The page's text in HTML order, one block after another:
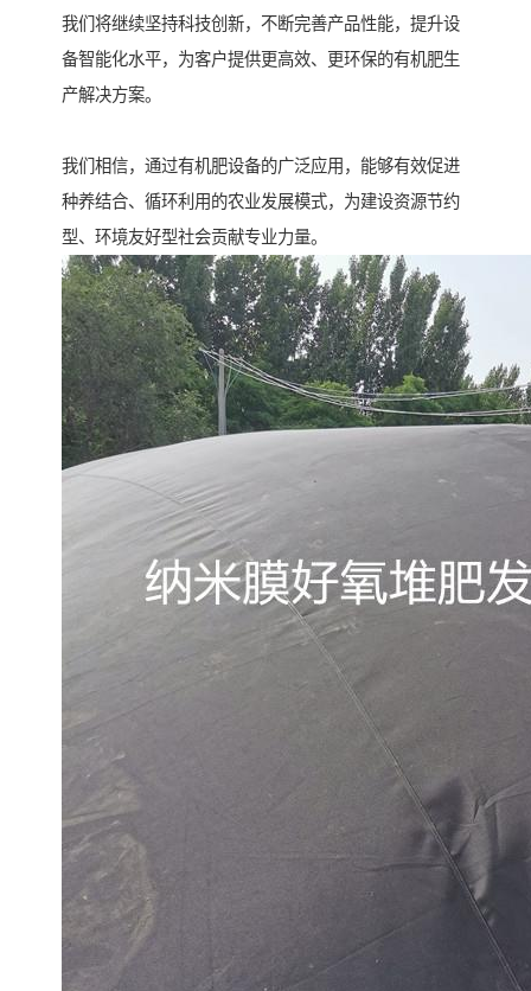
我们将继续坚持科技创新，不断完善产品性能，提升设
备智能化水平，为客户提供更高效、更环保的有机肥生
产解决方案。
我们相信，通过有机肥设备的广泛应用，能够有效促进
种养结合、循环利用的农业发展模式，为建设资源节约
型、环境友好型社会贡献专业力量。